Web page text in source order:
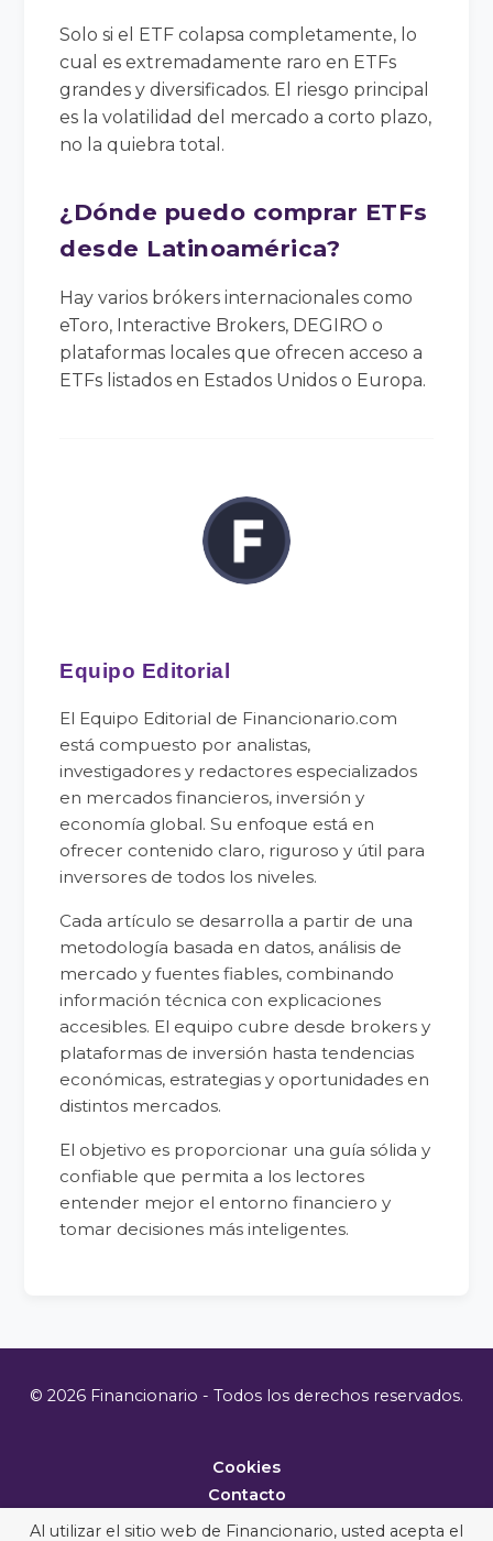
Solo si el ETF colapsa completamente, lo
cual es extremadamente raro en ETFs
grandes y diversificados. El riesgo principal
es la volatilidad del mercado a corto plazo,
no la quiebra total.
¿Dónde puedo comprar ETFs
desde Latinoamérica?
Hay varios brókers internacionales como
eToro, Interactive Brokers, DEGIRO o
plataformas locales que ofrecen acceso a
ETFs listados en Estados Unidos o Europa.
Equipo Editorial
El Equipo Editorial de Financionario.com
está compuesto por analistas,
investigadores y redactores especializados
en mercados financieros, inversión y
economía global. Su enfoque está en
ofrecer contenido claro, riguroso y útil para
inversores de todos los niveles.
Cada artículo se desarrolla a partir de una
metodología basada en datos, análisis de
mercado y fuentes fiables, combinando
información técnica con explicaciones
accesibles. El equipo cubre desde brokers y
plataformas de inversión hasta tendencias
económicas, estrategias y oportunidades en
distintos mercados.
El objetivo es proporcionar una guía sólida y
confiable que permita a los lectores
entender mejor el entorno financiero y
tomar decisiones más inteligentes.
© 2026 Financionario - Todos los derechos reservados.
Cookies
Contacto
Metodología
Al utilizar el sitio web de Financionario, usted acepta el